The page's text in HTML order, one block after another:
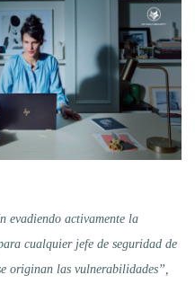
evadiendo activamente la
cualquier jefe de seguridad de
originan las vulnerabilidades”,